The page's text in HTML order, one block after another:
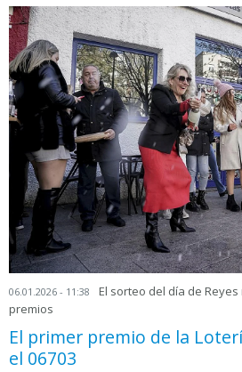
06.01.2026 - 11:38
El sorteo del día de
premios
El primer premio de la
el 06703